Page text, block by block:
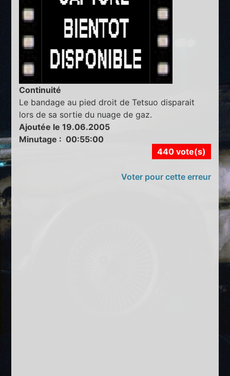
Continuité
Le bandage au pied droit de Tetsuo disparait
lors de sa sortie du nuage de gaz.
Ajoutée le 19.06.2005
Minutage : 00:55:00
440 vote(s)
Voter pour cette erreur